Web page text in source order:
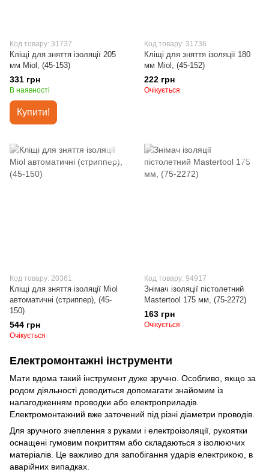
Код товару: 31737
Кліщі для зняття ізоляції 205
мм Miol, (45-153)
331 грн
В наявності
Купити!
Код товару: 31736
Кліщі для зняття ізоляції 180
мм Miol, (45-152)
222 грн
Очікується
Код товару: 20361
Кліщі для зняття ізоляції Miol
автоматичні (стриппер), (45-
150)
544 грн
Очікується
Код товару: 94917
Знімач ізоляції пістолетний
Mastertool 175 мм, (75-2272)
163 грн
Очікується
Електромонтажні інструменти
Мати вдома такий інструмент дуже зручно. Особливо, якщо за
родом діяльності доводиться допомагати знайомим із
налагодженням проводки або електроприладів.
Електромонтажний вже заточений під різні діаметри проводів.
Для зручного зчеплення з руками і електроізоляції, рукоятки
оснащені гумовим покриттям або складаються з ізолюючих
матеріалів. Це важливо для запобігання ударів електрикою, в
аварійних випадках.